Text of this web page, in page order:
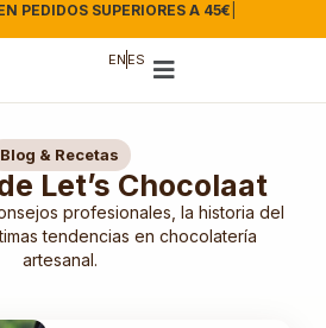
PEDIDOS SUPERIORES A 45€
EN ES
Blog & Recetas
Let’s Chocolaat
profesionales, la historia del
tendencias en chocolatería
artesanal.